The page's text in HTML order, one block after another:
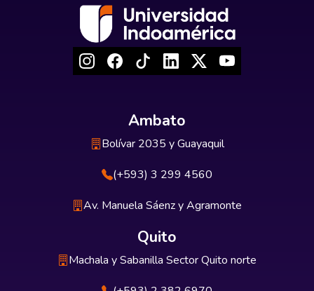
Ambato
Bolívar 2035 y Guayaquil
(+593) 3 299 4560
Av. Manuela Sáenz y Agramonte
Quito
Machala y Sabanilla Sector Quito norte